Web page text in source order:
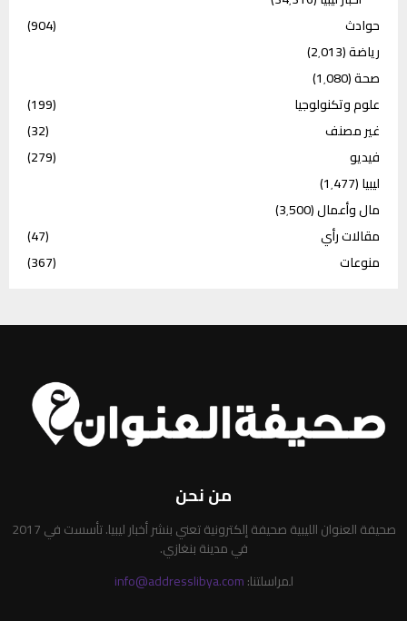
حوادث
(904)
رياضة(2٬013)
صحة(1٬080)
علوم وتكنولوجيا
(199)
غير مصنف
(32)
فيديو
(279)
ليبيا(1٬477)
مال وأعمال(3٬500)
مقالات رأي
(47)
منوعات
(367)
من نحن
صحيفة العنوان الليبية صحيفة إلكترونية تعني بنشر أخبار ليبيا. تأسست في 2017
في مدينة بنغازي.
لمراسلتنا:info@addresslibya.com